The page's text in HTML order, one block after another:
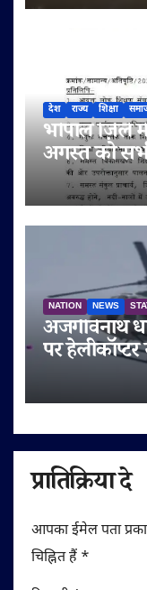
देश राज्य शिक्षा
भोपाल ज़िले
अगस्त को
NATION NEWS
अजगैविनाथ
पर हेलीकॉप्टर
प्रातिक्रिया दे
आपका ईमेल पता
चिह्नित हैं *